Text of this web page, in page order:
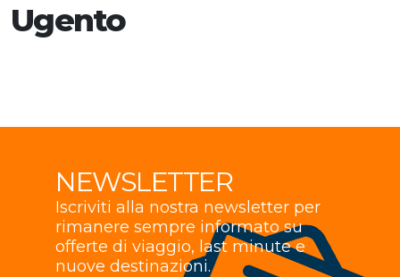
Ugento
NEWSLETTER
Iscriviti alla nostra newsletter per
rimanere sempre informato su
offerte di viaggio, last minute e
nuove destinazioni.